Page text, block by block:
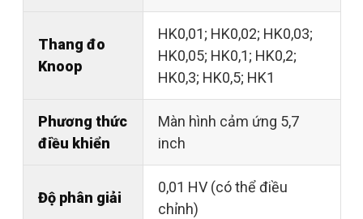
Thang đo
Knoop
HK0,01; HK0,02; HK0,03;
HK0,05; HK0,1; HK0,2;
HK0,3; HK0,5; HK1
Phương thức
điều khiển
Màn hình cảm ứng 5,7
inch
Độ phân giải
0,01 HV (có thể điều
chỉnh)